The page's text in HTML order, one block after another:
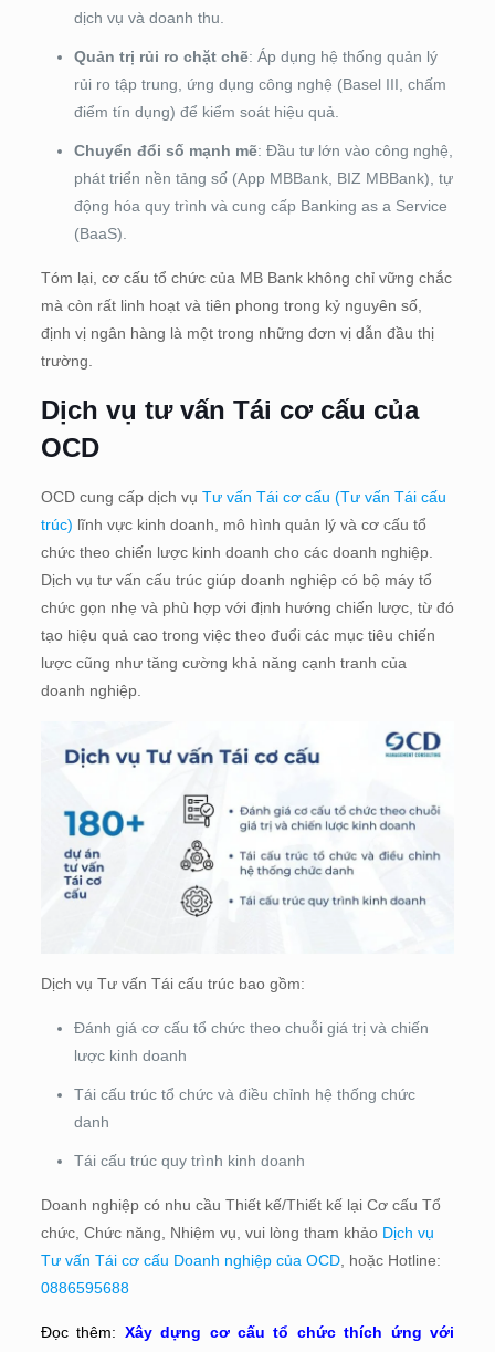
dịch vụ và doanh thu.
Quản trị rủi ro chặt chẽ: Áp dụng hệ thống quản lý
rủi ro tập trung, ứng dụng công nghệ (Basel III, chấm
điểm tín dụng) để kiểm soát hiệu quả.
Chuyển đổi số mạnh mẽ: Đầu tư lớn vào công nghệ,
phát triển nền tảng số (App MBBank, BIZ MBBank), tự
động hóa quy trình và cung cấp Banking as a Service
(BaaS).
Tóm lại, cơ cấu tổ chức của MB Bank không chỉ vững chắc
mà còn rất linh hoạt và tiên phong trong kỷ nguyên số,
định vị ngân hàng là một trong những đơn vị dẫn đầu thị
trường.
Dịch vụ tư vấn Tái cơ cấu của
OCD
OCD cung cấp dịch vụ Tư vấn Tái cơ cấu (Tư vấn Tái cấu
trúc) lĩnh vực kinh doanh, mô hình quản lý và cơ cấu tổ
chức theo chiến lược kinh doanh cho các doanh nghiệp.
Dịch vụ tư vấn cấu trúc giúp doanh nghiệp có bộ máy tổ
chức gọn nhẹ và phù hợp với định hướng chiến lược, từ đó
tạo hiệu quả cao trong việc theo đuổi các mục tiêu chiến
lược cũng như tăng cường khả năng cạnh tranh của
doanh nghiệp.
Dịch vụ Tư vấn Tái cấu trúc bao gồm:
Đánh giá cơ cấu tổ chức theo chuỗi giá trị và chiến
lược kinh doanh
Tái cấu trúc tổ chức và điều chỉnh hệ thống chức
danh
Tái cấu trúc quy trình kinh doanh
Doanh nghiệp có nhu cầu Thiết kế/Thiết kế lại Cơ cấu Tổ
chức, Chức năng, Nhiệm vụ, vui lòng tham khảo Dịch vụ
Tư vấn Tái cơ cấu Doanh nghiệp của OCD, hoặc Hotline:
0886595688
Đọc thêm: Xây dựng cơ cấu tổ chức thích ứng với